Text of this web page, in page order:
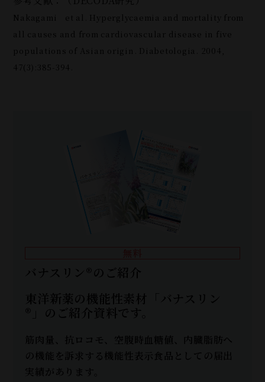
Nakagami et al. Hyperglycaemia and mortality from
all causes and from cardiovascular disease in five
populations of Asian origin. Diabetologia. 2004,
47(3):385-394.
バナスリン®のご紹介
東洋新薬の機能性素材「バナスリン
®」のご紹介資料です。
筋肉量、抗ロコモ、空腹時血糖値、内臓脂肪へ
の機能を訴求する機能性表示食品としての届出
実績があります。